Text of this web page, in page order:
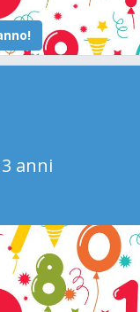
anni